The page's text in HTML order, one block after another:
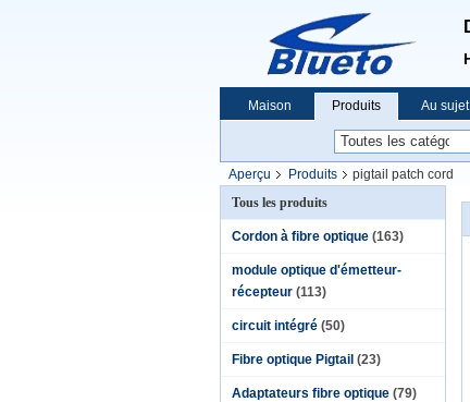
Maison Produits Au
Aperçu Produits
pigtail patch cord
Tous les produits
Cordon à fibre optique (163)
module optique d'émetteur-
récepteur (113)
circuit intégré (50)
Fibre optique Pigtail (23)
Adaptateurs fibre optique (79)